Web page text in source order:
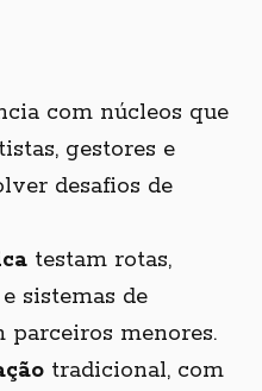
com núcleos que
gestores e
desafios de
testam rotas,
sistemas de
menores.
tradicional, com